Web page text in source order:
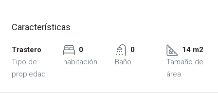
Características
Trastero
Tipo de
propiedad
0
habitación
0
Baño
14 m2
Tamaño de
área